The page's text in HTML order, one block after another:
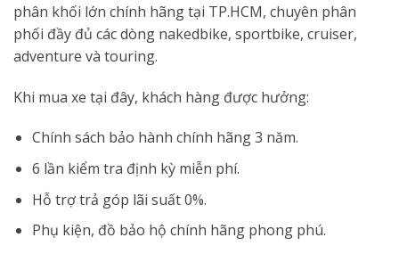
phân khối lớn chính hãng tại TP.HCM, chuyên phân
phối đầy đủ các dòng nakedbike, sportbike, cruiser,
adventure và touring.
Khi mua xe tại đây, khách hàng được hưởng:
Chính sách bảo hành chính hãng 3 năm.
6 lần kiểm tra định kỳ miễn phí.
Hỗ trợ trả góp lãi suất 0%.
Phụ kiện, đồ bảo hộ chính hãng phong phú.